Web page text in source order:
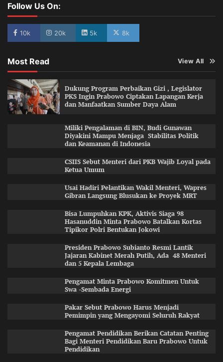
Follow Us On:
10k 20k 5k 8k
Most Read View All
Dukung Program Perbaikan Gizi , Legislator
PKS Ingin Prabowo Ciptakan Lapangan Kerja
dan Manfaatkan Sumber Daya Alam
Miliki Pengalaman di BIN, Budi Gunawan
Diyakini Mampu Menjaga Stabilitas Politik
dan Keamanan di Indonesia
CSIIS Sebut Menteri dari PKB Wajib Loyal pada
Ketua Umum
Usai Hadiri Pelantikan Wakil Menteri, Wapres
Gibran Langsung Blusukan ke Proyek MRT
Bisa Lumpuhkan KPK, Aktivis Siaga 98
Hasanuddin Minta Prabowo Batalkan Kortas
Tipikor Polri Bentukan Jokowi
Presiden Prabowo Subianto Resmi Lantik
Jajaran Kabinet Merah Putih, Ada 48 Menteri
dan 5 Kepala Lembaga
Pengamat Minta Prabowo Komitmen Untuk
Swa -Sembada Energi
Pakar Sebut Prabowo Harus Menjadi
Pemimpin yang Mengayomi Seluruh Rakyat
Pengamat Pendidikan Berikan Catatan Penting
Bagi Menteri Pendidikan Baru Prabowo Untuk
Pendidikan